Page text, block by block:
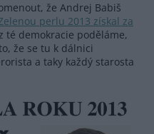
že Andrej Babiš
perlu 2013 získal za
té demokracie poděláme,
že se tu k dálnici
a taky každý starosta